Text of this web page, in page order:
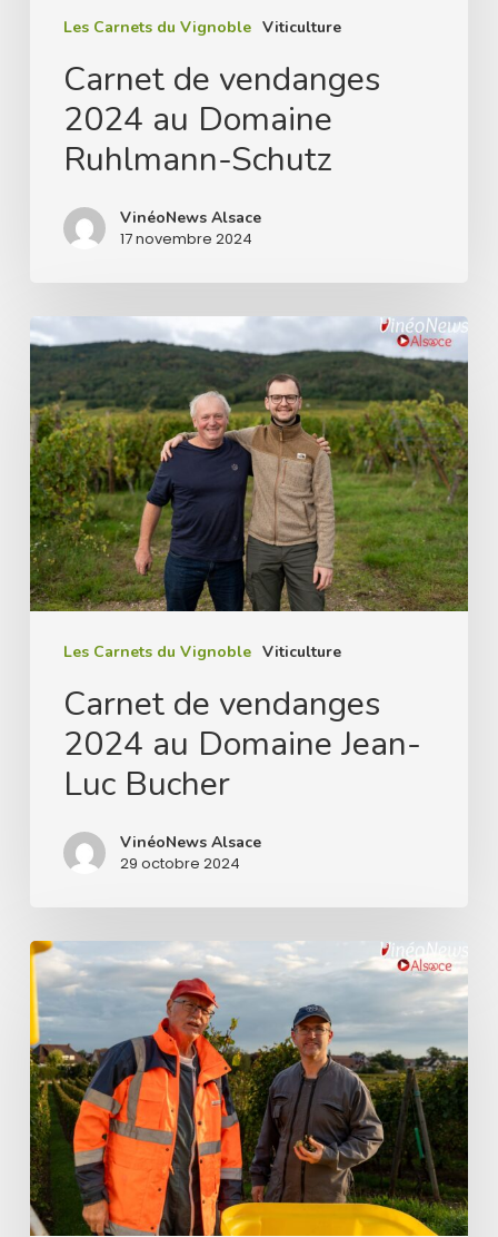
Les Carnets du Vignoble Viticulture
Carnet de vendanges
2024 au Domaine
Ruhlmann-Schutz
VinéoNews Alsace
17 novembre 2024
Les Carnets du Vignoble Viticulture
Carnet
de
vendanges
2024
au
Domaine
Jean-
Luc
Bucher
Carnet de vendanges
2024 au Domaine Jean-
Luc Bucher
VinéoNews Alsace
29 octobre 2024
Carnet
de
vendanges
2024
avec
la
Famille
Haeffelin